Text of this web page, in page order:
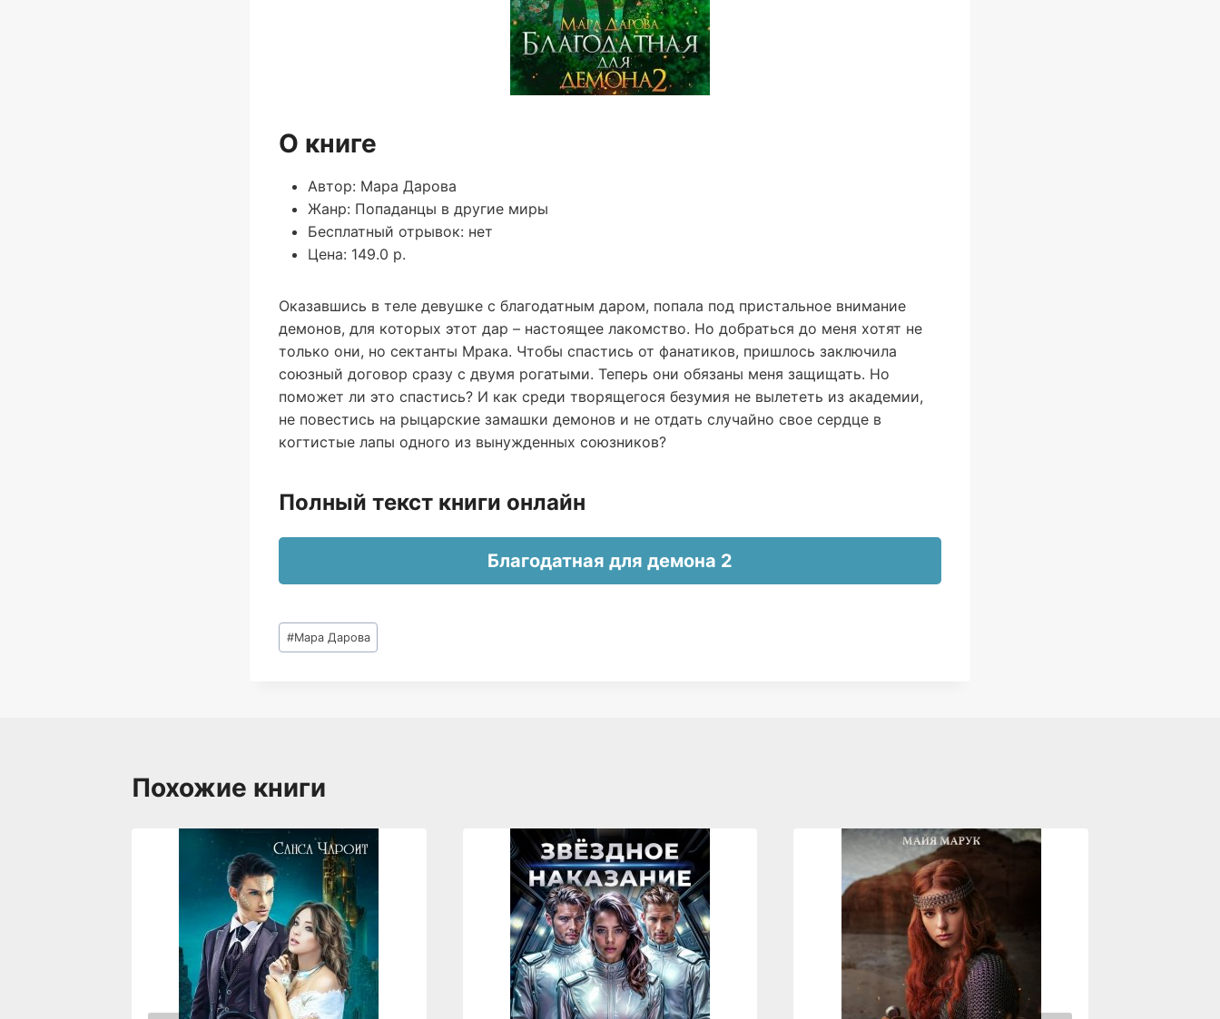
О книге
Автор: Мара Дарова
Жанр: Попаданцы в другие миры
Бесплатный отрывок: нет
Цена: 149.0 р.
Оказавшись в теле девушке с благодатным даром, попала под пристальное внимание
демонов, для которых этот дар – настоящее лакомство. Но добраться до меня хотят не
только они, но сектанты Мрака. Чтобы спастись от фанатиков, пришлось заключила
союзный договор сразу с двумя рогатыми. Теперь они обязаны меня защищать. Но
поможет ли это спастись? И как среди творящегося безумия не вылететь из академии,
не повестись на рыцарские замашки демонов и не отдать случайно свое сердце в
когтистые лапы одного из вынужденных союзников?
Полный текст книги онлайн
Благодатная для демона 2
Метки
записи:
#Мара Дарова
Похожие книги